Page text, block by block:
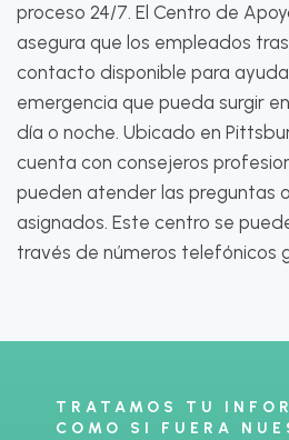
proceso 24/7. El Centro de
asegura que los empleados
contacto disponible para
emergencia que pueda surgir
día o noche. Ubicado en
cuenta con consejeros
pueden atender las preguntas
asignados. Este centro se
través de números telefónicos
TRATAMOS TU
COMO SI FUERA